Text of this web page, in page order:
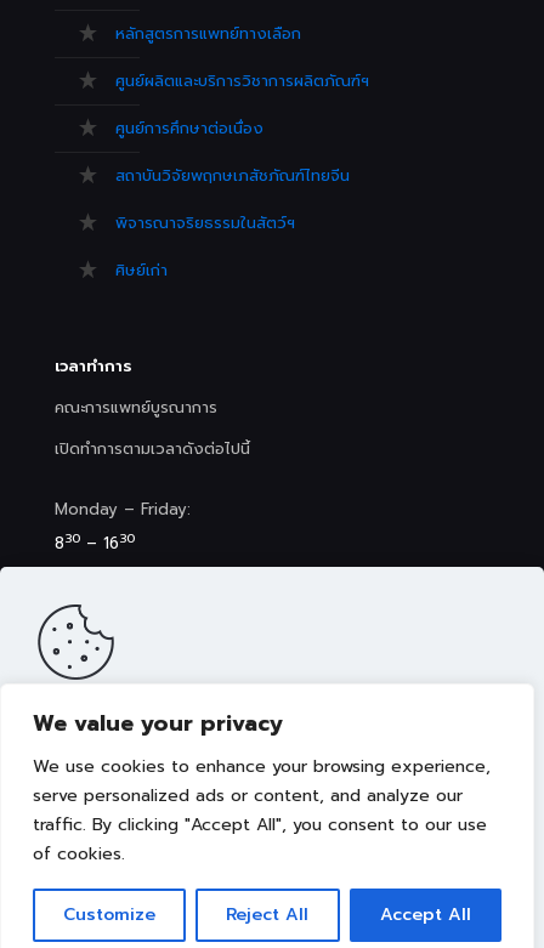
We value your privacy
We use cookies to enhance your browsing experience,
serve personalized ads or content, and analyze our
traffic. By clicking "Accept All", you consent to our use
of cookies.
Customize Reject All Accept All
หลักสูตรการแพทย์ทางเลือก
ศูนย์ผลิตและบริการวิชาการผลิตภัณฑ์ฯ
ศูนย์การศึกษาต่อเนื่อง
สถาบันวิจัยพฤกษเภสัชภัณฑ์ไทยจีน
พิจารณาจริยธรรมในสัตว์ฯ
ศิษย์เก่า
เวลาทำการ
คณะการแพทย์บูรณาการ
เปิดทำการตามเวลาดังต่อไปนี้
Monday – Friday:
830 – 1630
8 30– 17
Copyright © 2022 คณะการแพทย์บูรณาการ มหาวิทยาลัย
เว็บไซต์นี้มีการจัดเก็บคุกกี้เพื่อมอบประสบการณ์การใช้งานเว็บไซต์ของ
ขาย เลือกเนื้อหาที่เหมาะสมให้กับคุณอย่างเป็นส่วนตัว ท่านสามารถศึกษา
นโยบายการใช้คุกกี้ (Cookies Policy)ได้ที่ลิงค์นี้ การใช้งานเว็บไซต์นี้
เป็นการยอมรับข้อกำหนดและยินยอมให้เราจัดเก็บคุ้กกี้ตามนโยบายที่แจ้ง
ในเบื้องต้น
ยอมรับ